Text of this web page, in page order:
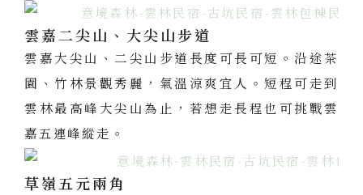
雲嘉二尖山、大尖山步道
雲嘉大尖山、二尖山步道長度可長可短。沿途茶
園、竹林景觀秀麗，氣溫涼爽宜人。短程可走到
雲林最高峰大尖山為止，若想走長程也可挑戰雲
嘉五連峰縱走。
草嶺五元兩角